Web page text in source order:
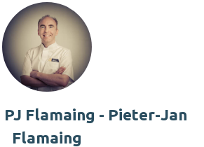
Flamaing - Pieter-Jan
Flamaing